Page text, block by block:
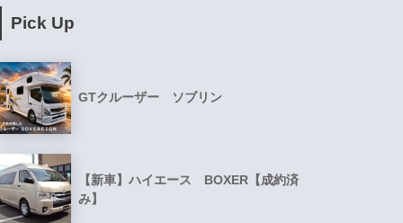
Pick Up
GTクルーザー ソブリン
【新車】ハイエース BOXER【成約済
み】